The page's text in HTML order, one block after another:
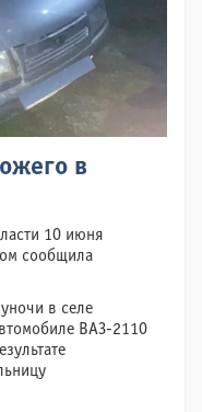
в
10 июня
сообщила
в селе
ВАЗ-2110